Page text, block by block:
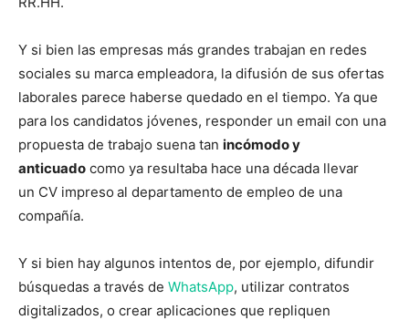
Y si bien las empresas más grandes trabajan en redes
sociales su marca empleadora, la difusión de sus ofertas
laborales parece haberse quedado en el tiempo. Ya que
para los candidatos jóvenes, responder un email con una
propuesta de trabajo suena tan incómodo y
anticuado como ya resultaba hace una década llevar
un CV impreso al departamento de empleo de una
compañía.
Y si bien hay algunos intentos de, por ejemplo, difundir
búsquedas a través de WhatsApp, utilizar contratos
digitalizados, o crear aplicaciones que repliquen